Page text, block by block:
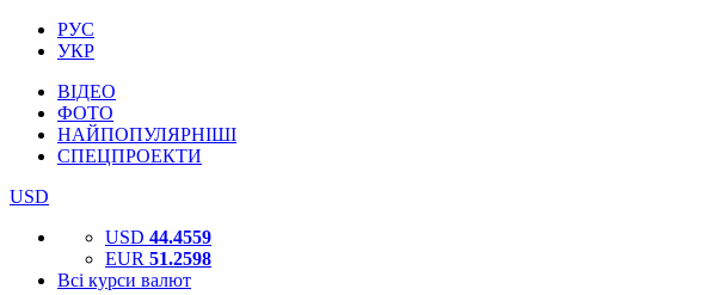
РУС
УКР
ВІДЕО
ФОТО
НАЙПОПУЛЯРНІШІ
СПЕЦПРОЕКТИ
USD
USD 44.4559
EUR 51.2598
Всі курси валют